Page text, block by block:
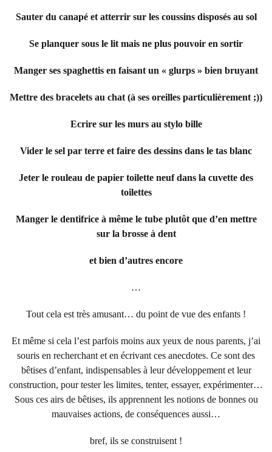
Sauter du canapé et atterrir sur les coussins disposés au sol
Se planquer sous le lit mais ne plus pouvoir en sortir
Manger ses spaghettis en faisant un « glurps » bien bruyant
Mettre des bracelets au chat (à ses oreilles particulièrement ;))
Ecrire sur les murs au stylo bille
Vider le sel par terre et faire des dessins dans le tas blanc
Jeter le rouleau de papier toilette neuf dans la cuvette des
toilettes
Manger le dentifrice à même le tube plutôt que d’en mettre
sur la brosse à dent
et bien d’autres encore
…
Tout cela est très amusant… du point de vue des enfants !
Et même si cela l’est parfois moins aux yeux de nous parents, j’ai
souris en recherchant et en écrivant ces anecdotes. Ce sont des
bêtises d’enfant, indispensables à leur développement et leur
construction, pour tester les limites, tenter, essayer, expérimenter…
Sous ces airs de bêtises, ils apprennent les notions de bonnes ou
mauvaises actions, de conséquences aussi…
bref, ils se construisent !